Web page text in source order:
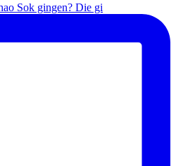
Sok gingen? Die gi